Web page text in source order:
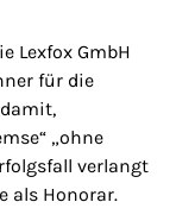
Lexfox GmbH
für die
„ohne
verlangt
als Honorar.